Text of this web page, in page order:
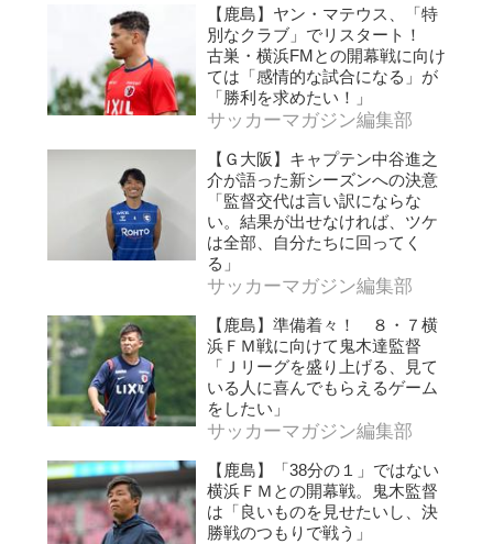
【鹿島】ヤン・マテウス、「特
別なクラブ」でリスタート！
古巣・横浜FMとの開幕戦に向け
ては「感情的な試合になる」が
「勝利を求めたい！」
サッカーマガジン編集部
【Ｇ大阪】キャプテン中谷進之
介が語った新シーズンへの決意
「監督交代は言い訳にならな
い。結果が出せなければ、ツケ
は全部、自分たちに回ってく
る」
サッカーマガジン編集部
【鹿島】準備着々！ ８・７横
浜ＦＭ戦に向けて鬼木達監督
「Ｊリーグを盛り上げる、見て
いる人に喜んでもらえるゲーム
をしたい」
サッカーマガジン編集部
【鹿島】「38分の１」ではない
横浜ＦＭとの開幕戦。鬼木監督
は「良いものを見せたいし、決
勝戦のつもりで戦う」